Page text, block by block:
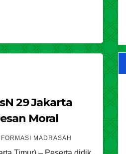
29 Jakarta
Moral
MADRASAH